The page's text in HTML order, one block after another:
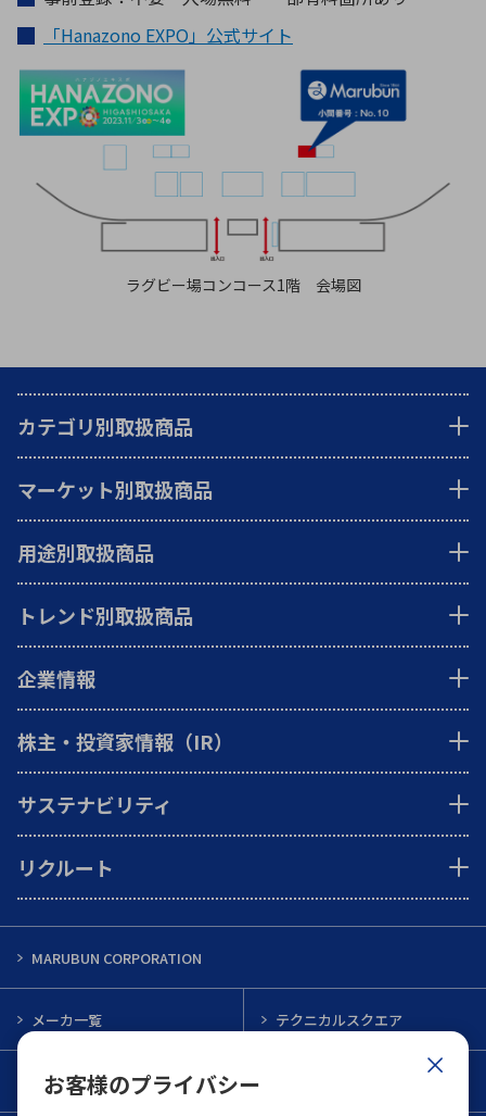
お客様のプライバシー
「Hanazono EXPO」公式サイト
ラグビー場コンコース1階 会場図
カテゴリ別取扱商品
マーケット別取扱商品
用途別取扱商品
トレンド別取扱商品
企業情報
株主・投資家情報（IR）
サステナビリティ
リクルート
MARUBUN CORPORATION
メーカ一覧 テクニカルスクエア
インフォメーション